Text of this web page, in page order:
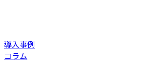
導入事例
コラム